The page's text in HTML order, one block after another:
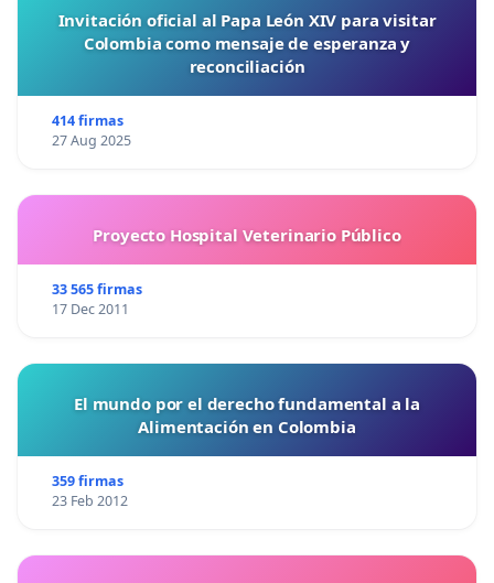
Invitación oficial al Papa León XIV para visitar
Colombia como mensaje de esperanza y
reconciliación
414 firmas
27 Aug 2025
Proyecto Hospital Veterinario Público
33 565 firmas
17 Dec 2011
El mundo por el derecho fundamental a la
Alimentación en Colombia
359 firmas
23 Feb 2012